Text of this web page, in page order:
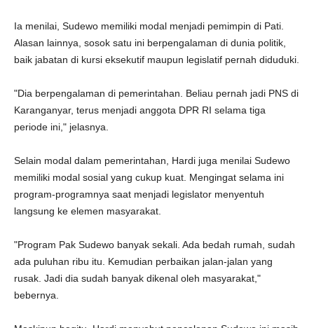
Ia menilai, Sudewo memiliki modal menjadi pemimpin di Pati.
Alasan lainnya, sosok satu ini berpengalaman di dunia politik,
baik jabatan di kursi eksekutif maupun legislatif pernah diduduki.
"Dia berpengalaman di pemerintahan. Beliau pernah jadi PNS di
Karanganyar, terus menjadi anggota DPR RI selama tiga
periode ini," jelasnya.
Selain modal dalam pemerintahan, Hardi juga menilai Sudewo
memiliki modal sosial yang cukup kuat. Mengingat selama ini
program-programnya saat menjadi legislator menyentuh
langsung ke elemen masyarakat.
"Program Pak Sudewo banyak sekali. Ada bedah rumah, sudah
ada puluhan ribu itu. Kemudian perbaikan jalan-jalan yang
rusak. Jadi dia sudah banyak dikenal oleh masyarakat,"
bebernya.